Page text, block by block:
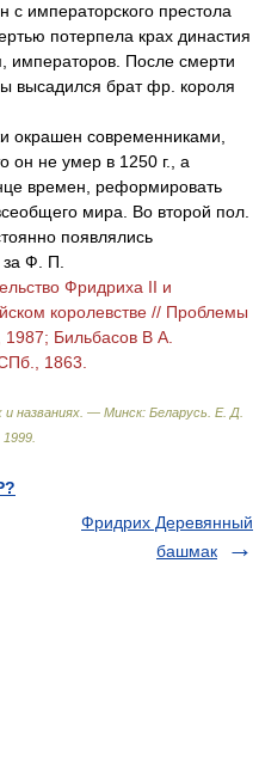
с императорского престола
потерпела крах династия
императоров. После смерти
высадился брат фр. короля
окрашен современниками,
он не умер в 1250 г., а
времен, реформировать
мира. Во второй пол.
появлялись
Ф. П.
Фридриха II и
королевстве // Проблемы
Бильбасов В А.
1863.
названиях. — Минск: Беларусь Е. Д.
1999
Фридрих Деревянный
башмак